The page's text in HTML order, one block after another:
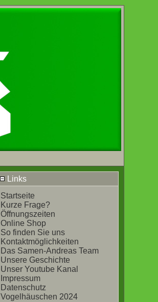
Links
Startseite
Kurze Frage?
Öffnungszeiten
Online Shop
So finden Sie uns
Kontaktmöglichkeiten
Das Samen-Andreas Team
Unsere Geschichte
Unser Youtube Kanal
Impressum
Datenschutz
Vogelhäuschen 2024